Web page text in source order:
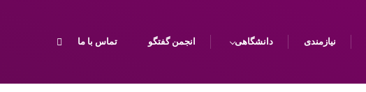
نیازمندی دانشگاهی انجمن گفتگو تماس با ما